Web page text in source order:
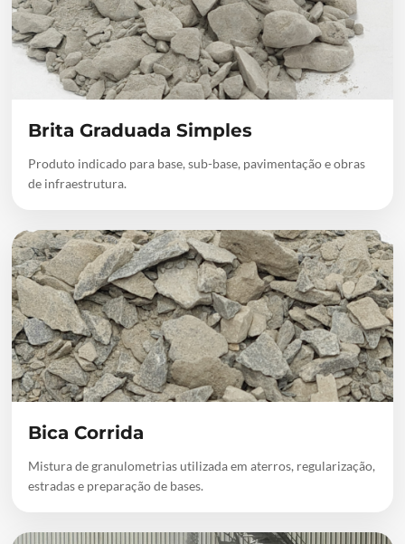
Brita Graduada Simples
Produto indicado para base, sub-base, pavimentação e obras
de infraestrutura.
Bica Corrida
Mistura de granulometrias utilizada em aterros, regularização,
estradas e preparação de bases.